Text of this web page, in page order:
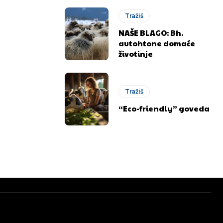
Tražiš
NAŠE BLAGO: Bh.
autohtone domaće
životinje
Tražiš
“Eco-friendly” goveda